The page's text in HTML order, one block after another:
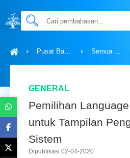
Pusat Bantuan Semua Topik
GENERAL
Pemilihan
untuk Tampilan
Sistem
Dipublikasi 02-04-2020